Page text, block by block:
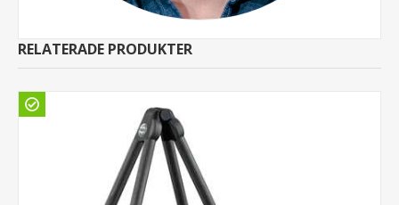
RELATERADE PRODUKTER